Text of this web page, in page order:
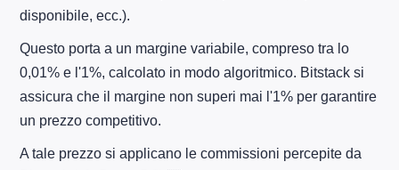
disponibile, ecc.).
Questo porta a un margine variabile, compreso tra lo
0,01% e l'1%, calcolato in modo algoritmico. Bitstack si
assicura che il margine non superi mai l'1% per garantire
un prezzo competitivo.
A tale prezzo si applicano le commissioni percepite da